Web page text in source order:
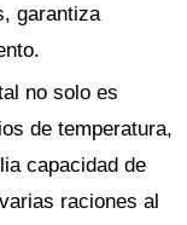
garantiza
no solo es
de temperatura,
capacidad de
raciones al